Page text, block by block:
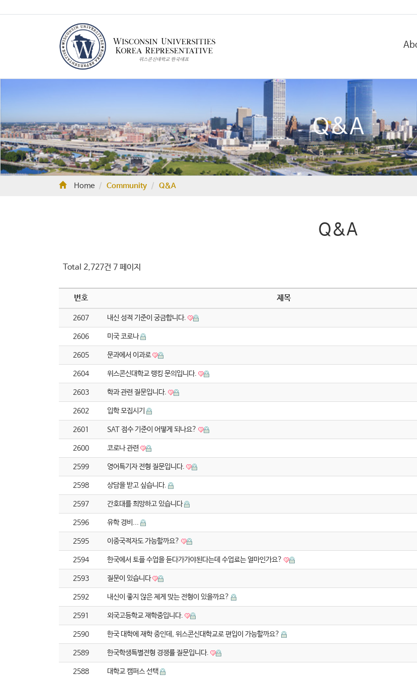
Q&A
Home Community Q&A
Q&A
Total 2,727건 7 페이지
번호 제목
2607 내신 성적 기준이 궁금합니다.
2606 미국 코로나
2605 문과에서 이과로
2604 위스콘신대학교 랭킹 문의입니다.
2603 학과 관련 질문입니다.
2602 입학 모집시기
2601 SAT 점수 기준이 어떻게 되나요?
2600 코로나 관련
2599 영어특기자 전형 질문입니다.
2598 상담을 받고 싶습니다.
2597 간호대를 희망하고 있습니다
2596 유학 경비...
2595 이중국적자도 가능할까요?
2594 한국에서 토플 수업을 듣다가가야된다는데 수업료는 얼마인가요?
2593 질문이 있습니다
2592 내신이 좋지 않은 제게 맞는 전형이 있을까요?
2591 외국고등학교 재학중입니다.
2590 한국 대학에 재학 중인데, 위스콘신대학교로 편입이 가능할까요?
2589 한국학생특별전형 경쟁률 질문입니다.
2588 대학교 캠퍼스 선택